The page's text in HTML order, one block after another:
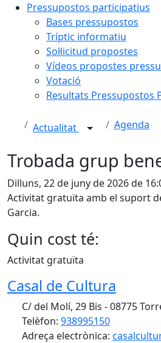
Pressupostos participatius
Bases pressupostos
Tríptic informatiu
Sol·licitud propostes
Vídeos propostes
Votació
Resultats Pressupostos
Actualitat Agenda
Trobada grup
Dilluns, 22 de juny de 2026 de
Activitat gratuïta amb el suport
Garcia.
Quin cost té:
Activitat gratuïta
Casal de Cultura
C/ del Molí, 29 Bis - 08775
Telèfon: 938995150
Adreça electrònica: